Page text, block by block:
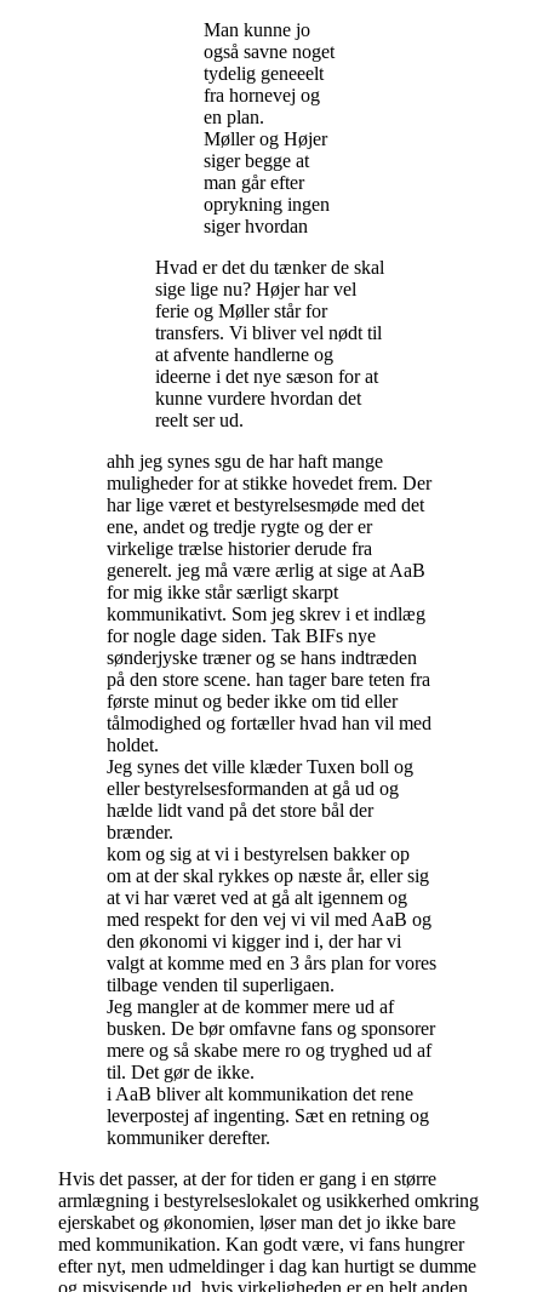
Man kunne jo
også savne noget
tydelig geneeelt
fra hornevej og
en plan.
Møller og Højer
siger begge at
man går efter
oprykning ingen
siger hvordan
Hvad er det du tænker de skal
sige lige nu? Højer har vel
ferie og Møller står for
transfers. Vi bliver vel nødt til
at afvente handlerne og
ideerne i det nye sæson for at
kunne vurdere hvordan det
reelt ser ud.
ahh jeg synes sgu de har haft mange
muligheder for at stikke hovedet frem. Der
har lige været et bestyrelsesmøde med det
ene, andet og tredje rygte og der er
virkelige trælse historier derude fra
generelt. jeg må være ærlig at sige at AaB
for mig ikke står særligt skarpt
kommunikativt. Som jeg skrev i et indlæg
for nogle dage siden. Tak BIFs nye
sønderjyske træner og se hans indtræden
på den store scene. han tager bare teten fra
første minut og beder ikke om tid eller
tålmodighed og fortæller hvad han vil med
holdet.
Jeg synes det ville klæder Tuxen boll og
eller bestyrelsesformanden at gå ud og
hælde lidt vand på det store bål der
brænder.
kom og sig at vi i bestyrelsen bakker op
om at der skal rykkes op næste år, eller sig
at vi har været ved at gå alt igennem og
med respekt for den vej vi vil med AaB og
den økonomi vi kigger ind i, der har vi
valgt at komme med en 3 års plan for vores
tilbage venden til superligaen.
Jeg mangler at de kommer mere ud af
busken. De bør omfavne fans og sponsorer
mere og så skabe mere ro og tryghed ud af
til. Det gør de ikke.
i AaB bliver alt kommunikation det rene
leverpostej af ingenting. Sæt en retning og
kommuniker derefter.
Hvis det passer, at der for tiden er gang i en større
armlægning i bestyrelseslokalet og usikkerhed omkring
ejerskabet og økonomien, løser man det jo ikke bare
med kommunikation. Kan godt være, vi fans hungrer
efter nyt, men udmeldinger i dag kan hurtigt se dumme
og misvisende ud, hvis virkeligheden er en helt anden